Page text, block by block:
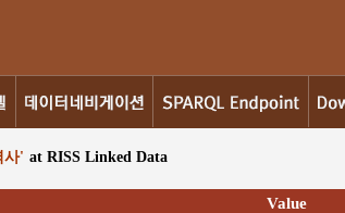
사' at RISS Linked Data
Value